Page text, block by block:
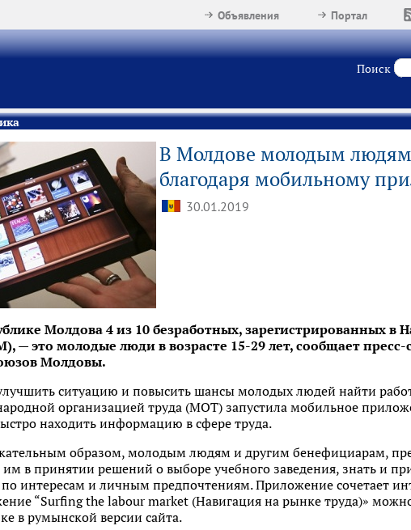
Портал
Объявления
Поиск
В Молдове молодым людям
благодаря мобильному
30.01.2019
Молдова 4 из 10 безработных, зарегистрированных в
— это молодые люди в возрасте 15-29 лет, сообщает
Молдовы.
ситуацию и повысить шансы молодых людей найти
организацией труда (МОТ) запустила мобильное
находить информацию в сфере труда.
образом, молодым людям и другим бенефициарам,
в принятии решений о выборе учебного заведения, знать и
интересам и личным предпочтениям. Приложение сочетает
“Surfing the labour market (Навигация на рынке труда)»
в румынской версии сайта.